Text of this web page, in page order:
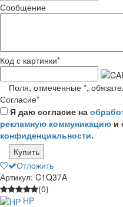
Сообщение
Код с картинки*
Поля, отмеченные *,
Согласие*
Я даю согласие на
рекламную коммуникацию и
конфиденциальности.
Купить
Отложить
Артикул: C1Q37A
(0)
HP